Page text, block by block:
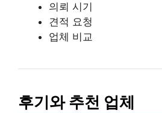
의뢰 시기
견적 요청
업체 비교
후기와 추천 업체